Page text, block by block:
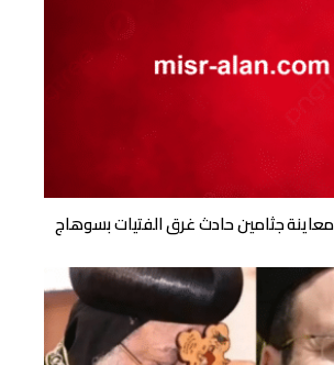
جثامين حادث غرق الفتيات بسوهاج